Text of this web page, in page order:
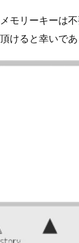
モリーキーは
けると幸いであ